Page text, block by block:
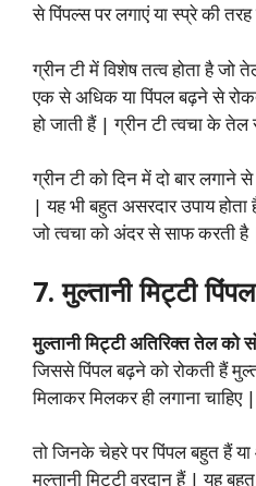
से पिंपल्स पर लगाएं या स्प्रे की
ग्रीन टी में विशेष तत्व होता है
एक से अधिक या पिंपल बढ़ने से
हो जाती हैं | ग्रीन टी त्वचा के
ग्रीन टी को दिन में दो बार
| यह भी बहुत असरदार उपाय
जो त्वचा को अंदर से साफ करती है
7. मुल्तानी मिट्टी
मुल्तानी मिट्टी अतिरिक्त तेल
जिससे पिंपल बढ़ने को रोकती हैं
मिलाकर मिलकर ही लगाना चाहिए |
तो जिनके चेहरे पर पिंपल बहुत हैं
मुल्त्तानी मिट्टी वरदान हैं | यह